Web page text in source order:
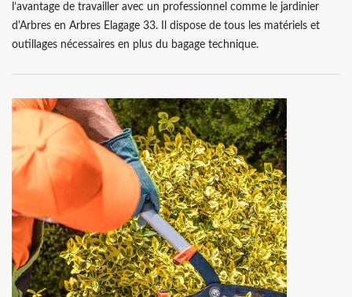
l’avantage de travailler avec un professionnel comme le jardinier
d'Arbres en Arbres Elagage 33. Il dispose de tous les matériels et
outillages nécessaires en plus du bagage technique.